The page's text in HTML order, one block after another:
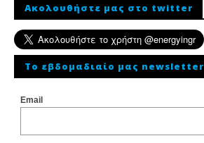
Ακολουθήστε μας στο twitter
To εβδομαδιαίο μας newsletter
Email